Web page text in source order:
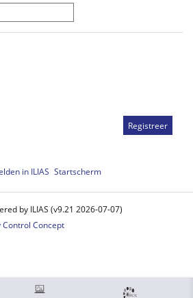
in ILIAS Startscherm
by ILIAS (v9.21 2026-07-07)
Concept